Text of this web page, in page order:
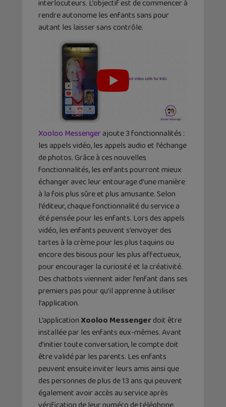
interlocuteurs. L’objectif est de commencer à
rendre autonome les enfants sans pour
autant les laisser sans contrôle.
Xooloo Messengerajoute 3 fonctionnalités :
les appels vidéo, les appels audio et l’échange
de photos. Grâce à ces nouvelles
fonctionnalités, les enfants pourront mieux
échanger avec leur entourage d’une manière
à la fois plus sûre et plus amusante. Selon
l’éditeur, chaque fonctionnalité du service a
été pensée pour les enfants. Lors des appels
vidéo, les enfants peuvent s’envoyer des
tartes à la crème pour les plus taquins ou
encore des bisous pour les plus affectueux,
pour encourager la curiosité et la créativité.
Des chatbots viennent aider l’enfant dans ses
premiers pas pour qu’il apprenne à utiliser
l’application.
L’application Xooloo Messengerdoit être
installée par les enfants eux-mêmes. Avant
d’initier toute conversation, le compte doit
être validé par les parents. Les enfants
peuvent ensuite inviter leurs amis ainsi que
des personnes de plus de 13 ans qui peuvent
également avoir accès au service après